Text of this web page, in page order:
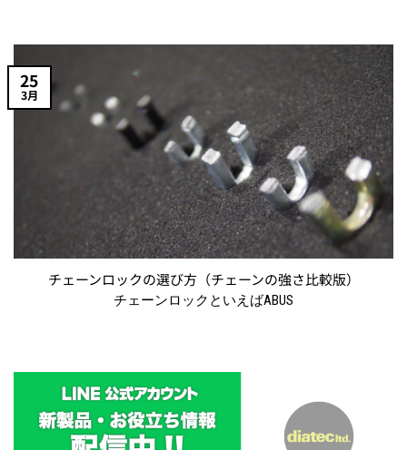
チェーンロックの選び方（チェーンの強さ比較版）
チェーンロックといえばABUS
25
3月